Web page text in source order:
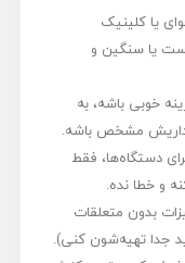
یا کلینیک
یا سنگین و
خوبی باشه، به
مشخص باشه.
دستگاه‌ها، فقط
و خطا نده.
بدون متعلقات
جدا تهیه‌شون کنی).